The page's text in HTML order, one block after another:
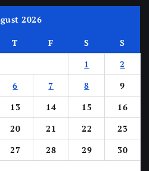
2026
T F S
S
1
2
6 7 8
9
13 14 15
16
20 21 22
23
27 28 29
30